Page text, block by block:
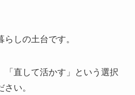
しの土台です。
「直して活かす」という選択
い。